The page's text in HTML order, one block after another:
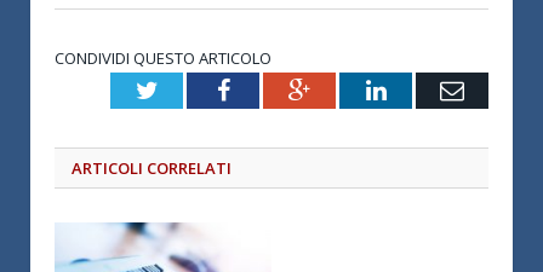
CONDIVIDI QUESTO ARTICOLO
TwitterFacebookGoogle+LinkedInEmail
ARTICOLI CORRELATI